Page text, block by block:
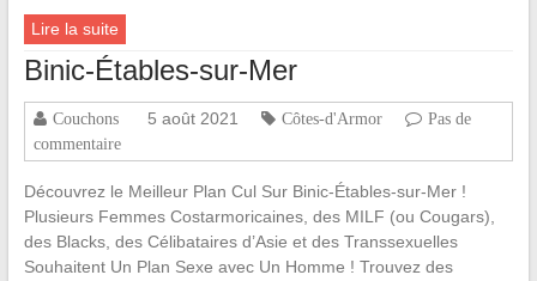
Lire la suite
Binic-Étables-sur-Mer
Couchons 5 août 2021 Côtes-d'Armor
Pas de
commentaire
Découvrez le Meilleur Plan Cul Sur Binic-Étables-sur-Mer !
Plusieurs Femmes Costarmoricaines, des MILF (ou Cougars),
des Blacks, des Célibataires d’Asie et des Transsexuelles
Souhaitent Un Plan Sexe avec Un Homme ! Trouvez des